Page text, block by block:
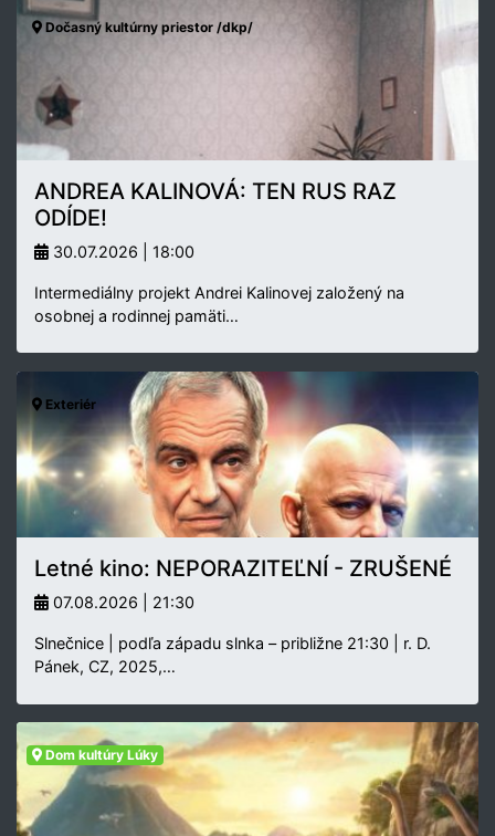
Dočasný kultúrny priestor /dkp/
ANDREA KALINOVÁ: TEN RUS RAZ
ODÍDE!
30.07.2026 | 18:00
Intermediálny projekt Andrei Kalinovej založený na
osobnej a rodinnej pamäti…
Exteriér
Letné kino: NEPORAZITEĽNÍ - ZRUŠENÉ
07.08.2026 | 21:30
Slnečnice | podľa západu slnka – približne 21:30 | r. D.
Pánek, CZ, 2025,…
Dom kultúry Lúky